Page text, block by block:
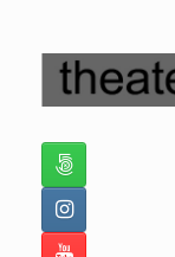
springen